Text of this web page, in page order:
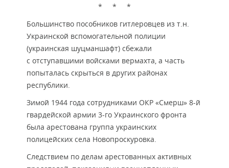
* * *
Большинство пособников гитлеровцев из т.н.
Украинской вспомогательной полиции
(украинская шуцманшафт) сбежали
с отступавшими войсками вермахта, а часть
попыталась скрыться в других районах
республики.
Зимой 1944 года сотрудниками ОКР «Смерш» 8-й
гвардейской армии 3-го Украинского фронта
была арестована группа украинских
полицейских села Новопроскуровка.
Следствием по делам арестованных активных